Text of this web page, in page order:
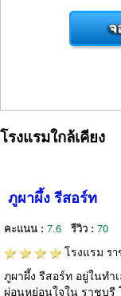
โรงแรมใกล้เคียง
ภูผาผึ้ง รีสอร์ท
คะแนน : 7.6 รีวิว : 70
โรงแรม ร
ภูผาผึ้ง รีสอร์ท อยู่ในทำ
ผ่อนหย่อนใจใน ราชบุรี